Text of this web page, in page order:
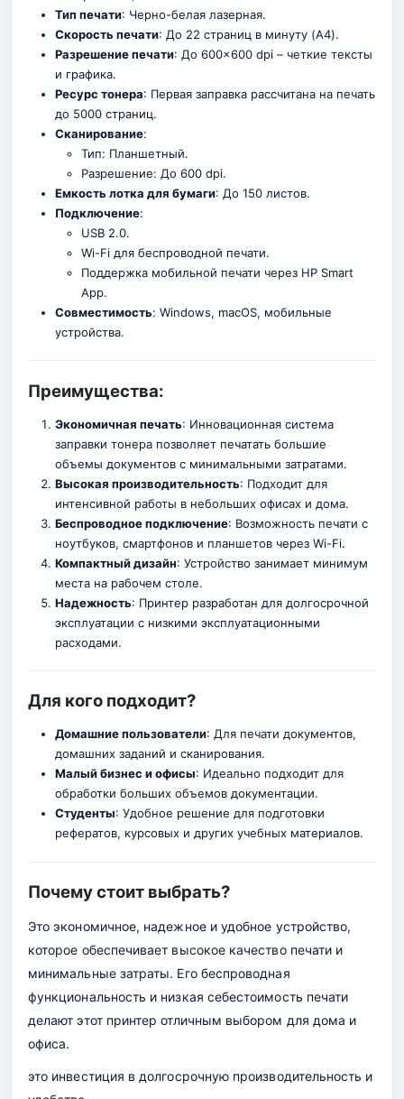
Тип печати: Черно-белая лазерная.
Скорость печати: До 22 страниц в минуту (A4).
Разрешение печати: До 600×600 dpi – четкие тексты
и графика.
Ресурс тонера: Первая заправка рассчитана на печать
до 5000 страниц.
Сканирование:
Тип: Планшетный.
Разрешение: До 600 dpi.
Емкость лотка для бумаги: До 150 листов.
Подключение:
USB 2.0.
Wi-Fi для беспроводной печати.
Поддержка мобильной печати через HP Smart
App.
Совместимость: Windows, macOS, мобильные
устройства.
Преимущества:
Экономичная печать: Инновационная система
заправки тонера позволяет печатать большие
объемы документов с минимальными затратами.
Высокая производительность: Подходит для
интенсивной работы в небольших офисах и дома.
Беспроводное подключение: Возможность печати с
ноутбуков, смартфонов и планшетов через Wi-Fi.
Компактный дизайн: Устройство занимает минимум
места на рабочем столе.
Надежность: Принтер разработан для долгосрочной
эксплуатации с низкими эксплуатационными
расходами.
Для кого подходит?
Домашние пользователи: Для печати документов,
домашних заданий и сканирования.
Малый бизнес и офисы: Идеально подходит для
обработки больших объемов документации.
Студенты: Удобное решение для подготовки
рефератов, курсовых и других учебных материалов.
Почему стоит выбрать?
Это экономичное, надежное и удобное устройство,
которое обеспечивает высокое качество печати и
минимальные затраты. Его беспроводная
функциональность и низкая себестоимость печати
делают этот принтер отличным выбором для дома и
офиса.
это инвестиция в долгосрочную производительность и